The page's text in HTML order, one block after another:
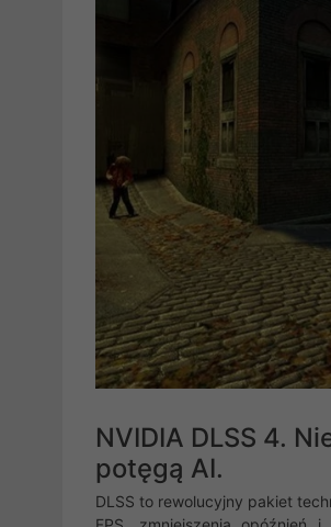
NVIDIA DLSS 4.
potęgą AI.
DLSS to rewolucyjny pakiet